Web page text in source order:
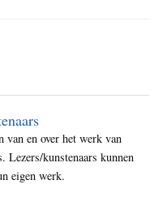
en over het werk van
Lezers/kunstenaars kunnen
eigen werk.